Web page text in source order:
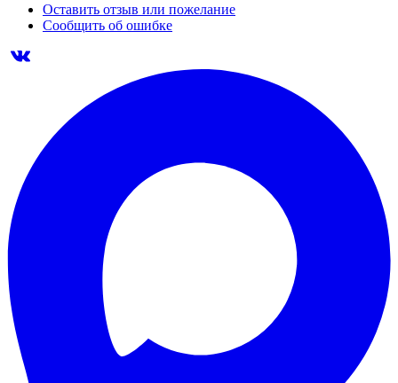
Оставить отзыв или пожелание
Сообщить об ошибке